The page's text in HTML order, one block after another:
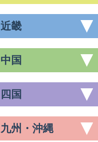
近畿
中国
四国
九州・沖縄